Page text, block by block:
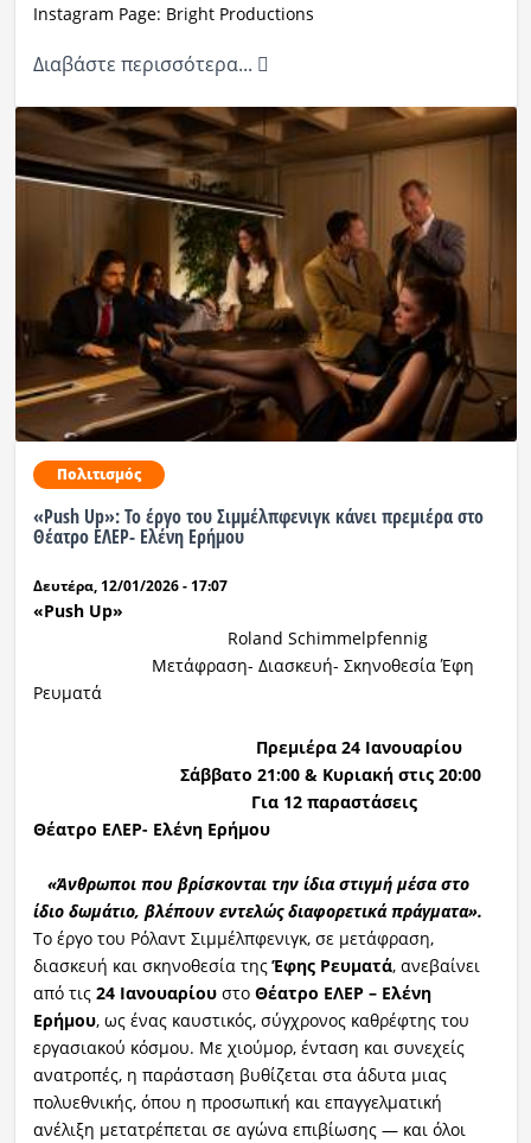
Instagram Page: Bright Productions
Διαβάστε περισσότερα...
Πολιτισμός
«Push Up»: Το έργο του Σιμμέλπφενιγκ κάνει πρεμιέρα στο
Θέατρο ΕΛΕΡ- Ελένη Ερήμου
Δευτέρα, 12/01/2026 - 17:07
«Push Up»
Roland Schimmelpfennig
Μετάφραση- Διασκευή- Σκηνοθεσία Έφη
Ρευματά
Πρεμιέρα 24 Ιανουαρίου
Σάββατο 21:00 & Κυριακή στις 20:00
Για 12παραστάσεις
Θέατρο ΕΛΕΡ- Ελένη Ερήμου
«Άνθρωποι που βρίσκονται την ίδια στιγμή μέσα στο
ίδιο δωμάτιο, βλέπουν εντελώς διαφορετικά πράγματα».
Το έργο του Ρόλαντ Σιμμέλπφενιγκ, σε μετάφραση,
διασκευή και σκηνοθεσία τηςΈφης Ρευματά, ανεβαίνει
από τις24 Ιανουαρίουστο Θέατρο ΕΛΕΡ – Ελένη
Ερήμου, ως ένας καυστικός, σύγχρονος καθρέφτης του
εργασιακού κόσμου. Με χιούμορ, ένταση και συνεχείς
ανατροπές, η παράσταση βυθίζεται στα άδυτα μιας
πολυεθνικής, όπου η προσωπική και επαγγελματική
ανέλιξη μετατρέπεται σε αγώνα επιβίωσης — και όλοι